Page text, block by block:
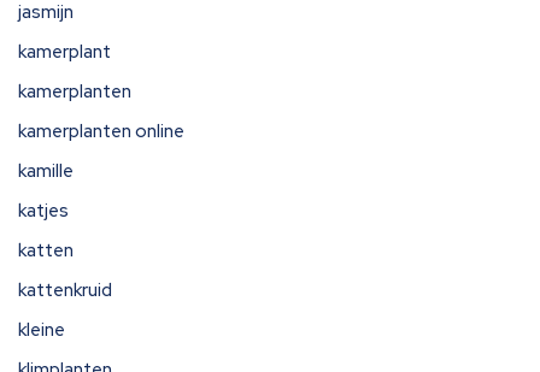
jasmijn
kamerplant
kamerplanten
kamerplanten online
kamille
katjes
katten
kattenkruid
kleine